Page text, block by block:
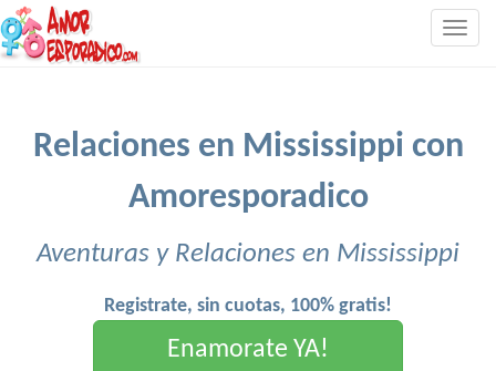
Relaciones en Mississippi con
Amoresporadico
Aventuras y Relaciones en Mississippi
Registrate, sin cuotas, 100% gratis!
Enamorate YA!